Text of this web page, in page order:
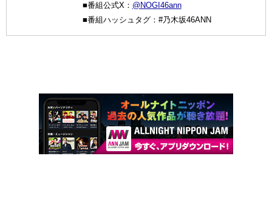
■番組公式X： @NOGI46ann
■番組ハッシュタグ：#乃木坂46ANN